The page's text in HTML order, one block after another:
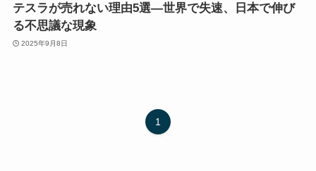
テスラが売れない理由5選―世界で失速、日本で伸び
る不思議な現象
2025年9月8日
1